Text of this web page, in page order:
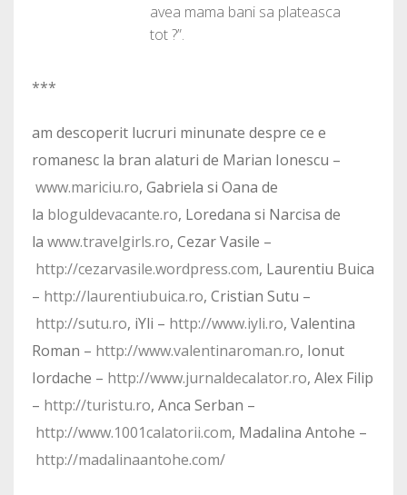
avea mama bani sa plateasca
tot ?”.
***
am descoperit lucruri minunate despre ce e
romanesc la bran alaturi de Marian Ionescu –
www.mariciu.ro, Gabriela si Oana de
la bloguldevacante.ro, Loredana si Narcisa de
la www.travelgirls.ro, Cezar Vasile –
http://cezarvasile.wordpress.com, Laurentiu Buica
– http://laurentiubuica.ro, Cristian Sutu –
http://sutu.ro, iYli – http://www.iyli.ro, Valentina
Roman – http://www.valentinaroman.ro, Ionut
Iordache – http://www.jurnaldecalator.ro, Alex Filip
– http://turistu.ro, Anca Serban –
http://www.1001calatorii.com, Madalina Antohe –
http://madalinaantohe.com/